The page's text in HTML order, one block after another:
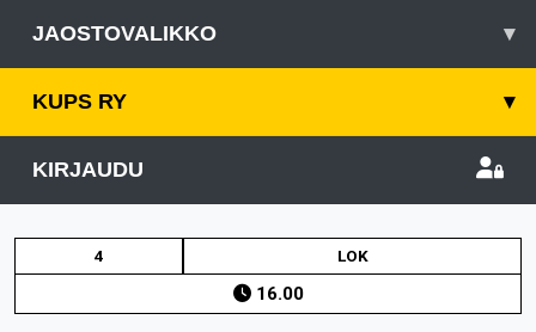
JAOSTOVALIKKO ▾
KUPS RY ▾
KIRJAUDU
4 LOK
16.00